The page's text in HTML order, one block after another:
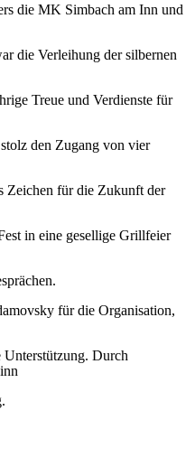
die MK Simbach am Inn und
die Verleihung der silbernen
Treue und Verdienste für
den Zugang von vier
Zeichen für die Zukunft der
in eine gesellige Grillfeier
für die Organisation,
Durch